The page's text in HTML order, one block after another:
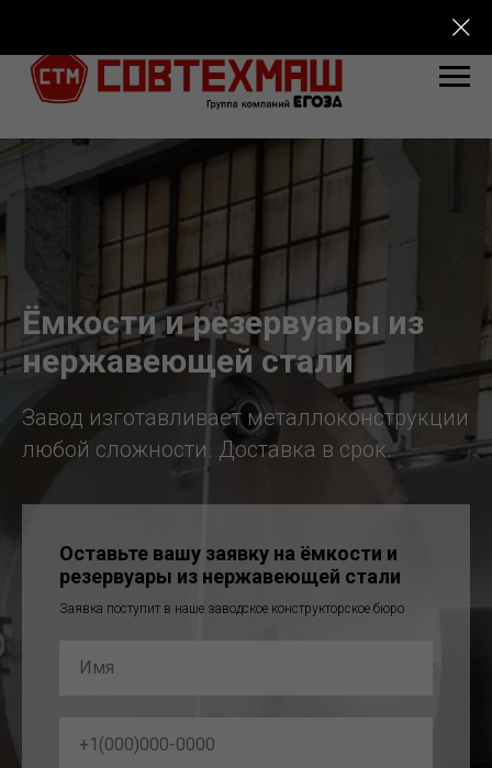
Ёмкости и резервуары из
нержавеющей стали
Завод изготавливает металлоконструкции
любой сложности. Доставка в срок.
Оставьте вашу заявку на ёмкости и
резервуары из нержавеющей стали
Заявка поступит в наше заводское конструкторское бюро